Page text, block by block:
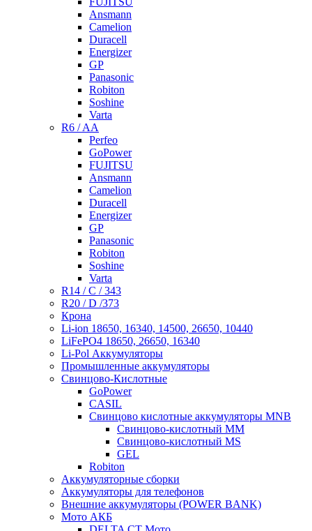
Ansmann
Camelion
Duracell
Energizer
GP
Panasonic
Robiton
Soshine
Varta
R6 / AA
Perfeo
GoPower
FUJITSU
Ansmann
Camelion
Duracell
Energizer
GP
Panasonic
Robiton
Soshine
Varta
R14 / C / 343
R20 / D /373
Крона
Li-ion 18650, 16340, 14500, 26650, 10440
LiFePO4 18650, 26650, 16340
Li-Pol Аккумуляторы
Промышленные аккумуляторы
Свинцово-Кислотные
GoPower
CASIL
Свинцово кислотные аккумуляторы MNB
Cвинцово-кислотный MM
Cвинцово-кислотный MS
GEL
Robiton
Аккумуляторные сборки
Аккумуляторы для телефонов
Внешние аккумуляторы (POWER BANK)
Мото АКБ